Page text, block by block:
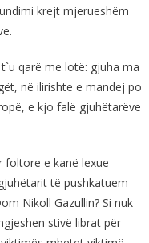
krejt mjerueshëm
qarë me lotë: gjuha ma
në ilirishte e mandej po
e kjo falë gjuhëtarëve
foltore e kanë lexue
të pushkatuem
Nikoll Gazullin? Si nuk
stivë librat për